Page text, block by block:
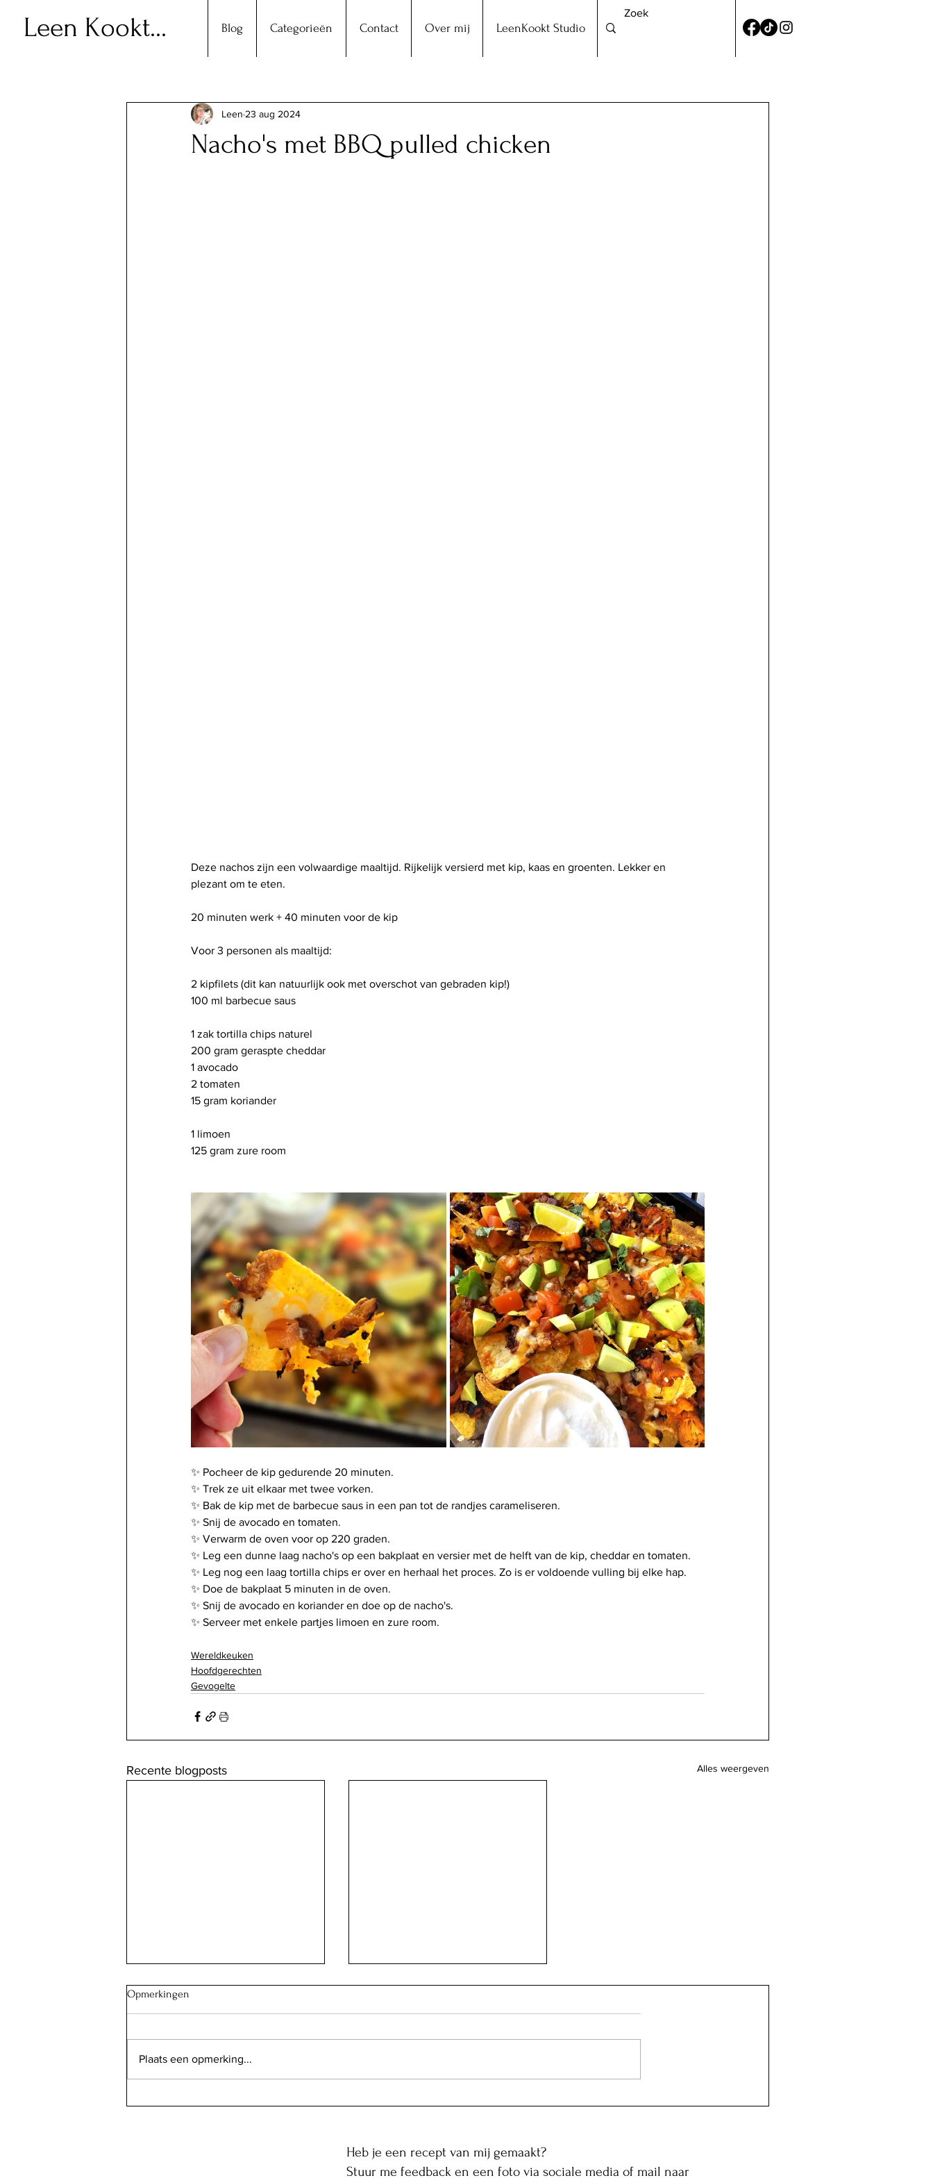
Leen Kookt... Blog Categorieën Contact Over mij LeenKookt Studio
Nacho's met BBQ pulled chicken
Leen 23 aug 2024
Deze nachos zijn een volwaardige maaltijd. Rijkelijk versierd met kip, kaas en groenten. Lekker en
plezant om te eten.
20 minuten werk + 40 minuten voor de kip
Voor 3 personen als maaltijd:
2 kipfilets (dit kan natuurlijk ook met overschot van gebraden kip!)
100 ml barbecue saus
1 zak tortilla chips naturel
200 gram geraspte cheddar
1 avocado
2 tomaten
15 gram koriander
1 limoen
125 gram zure room
✨ Pocheer de kip gedurende 20 minuten.
✨ Trek ze uit elkaar met twee vorken.
✨ Bak de kip met de barbecue saus in een pan tot de randjes carameliseren.
✨ Snij de avocado en tomaten.
✨ Verwarm de oven voor op 220 graden.
✨ Leg een dunne laag nacho's op een bakplaat en versier met de helft van de kip, cheddar en tomaten.
✨ Leg nog een laag tortilla chips er over en herhaal het proces. Zo is er voldoende vulling bij elke hap.
✨ Doe de bakplaat 5 minuten in de oven.
✨ Snij de avocado en koriander en doe op de nacho's.
✨ Serveer met enkele partjes limoen en zure room.
Wereldkeuken
Hoofdgerechten
Gevogelte
Recente blogposts Alles weergeven
"Shirazi": Perzische salade
Opmerkingen
Plaats een opmerking...
Heb je een recept van mij gemaakt?
Stuur me feedback en een foto via sociale media of mail naar